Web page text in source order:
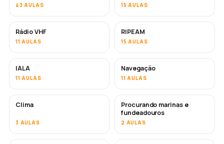
43 AULAS 15 AULAS
Rádio VHF
11 AULAS
RIPEAM
15 AULAS
IALA
11 AULAS
Navegação
11 AULAS
Clima
3 AULAS
Procurando marinas e
fundeadouros
2 AULAS